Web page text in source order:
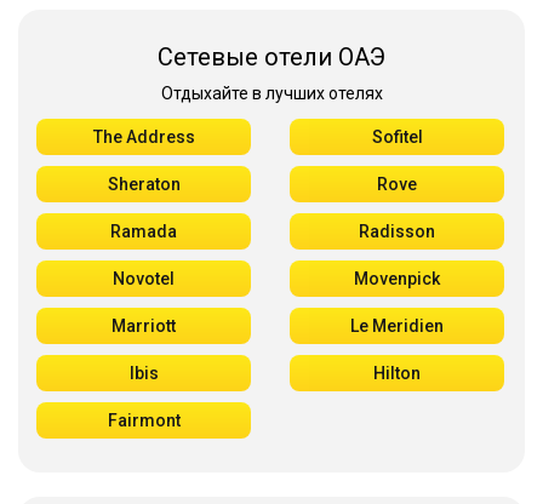
Сетевые отели ОАЭ
Отдыхайте в лучших отелях
The Address Sofitel
Sheraton Rove
Ramada Radisson
Novotel Movenpick
Marriott Le Meridien
Ibis Hilton
Fairmont